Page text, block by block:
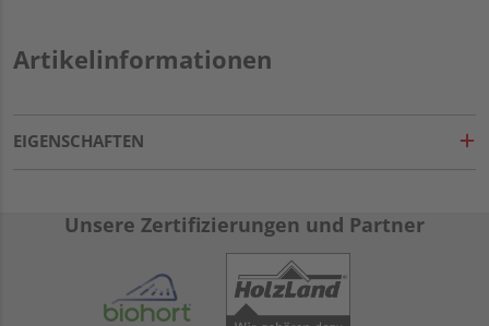
Artikelinformationen
EIGENSCHAFTEN
Unsere Zertifizierungen und Partner